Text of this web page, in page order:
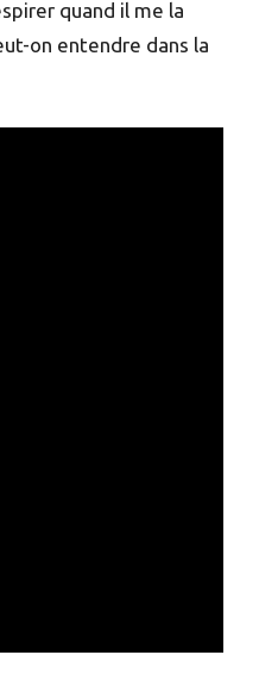
quand il me la
on entendre dans la